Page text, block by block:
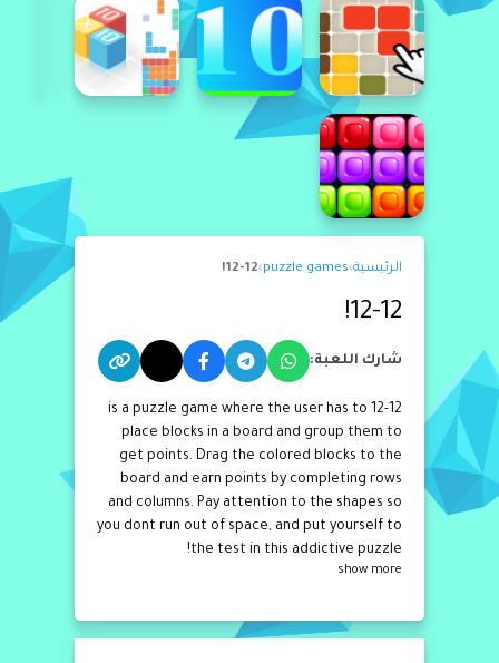
الرئيسية›
puzzle games
›
12-12!
12-12!
شارك اللعبة:
12-12 is a puzzle game where the user has to
place blocks in a board and group them to
get points. Drag the colored blocks to the
board and earn points by completing rows
and columns. Pay attention to the shapes so
you dont run out of space, and put yourself to
the test in this addictive puzzle!
show more